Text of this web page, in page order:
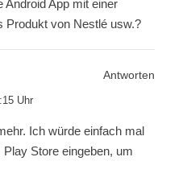
Android App mit einer
Produkt von Nestlé usw.?
Uhr
Ich würde einfach mal
Play Store eingeben, um
Antworten